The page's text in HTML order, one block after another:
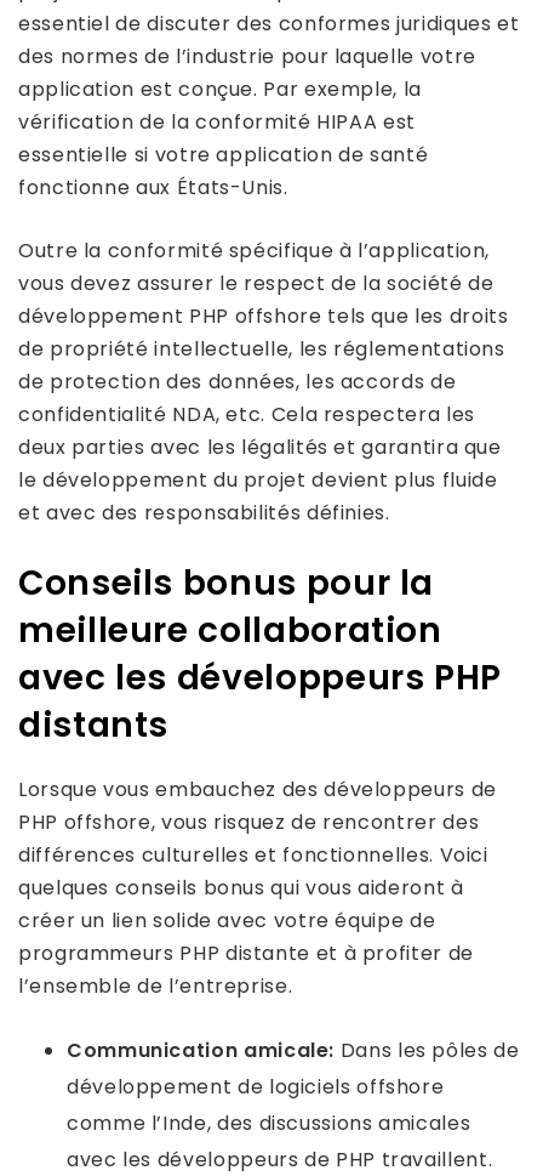
essentiel de discuter des conformes juridiques et
des normes de l’industrie pour laquelle votre
application est conçue. Par exemple, la
vérification de la conformité HIPAA est
essentielle si votre application de santé
fonctionne aux États-Unis.
Outre la conformité spécifique à l’application,
vous devez assurer le respect de la société de
développement PHP offshore tels que les droits
de propriété intellectuelle, les réglementations
de protection des données, les accords de
confidentialité NDA, etc. Cela respectera les
deux parties avec les légalités et garantira que
le développement du projet devient plus fluide
et avec des responsabilités définies.
Conseils bonus pour la
meilleure collaboration
avec les développeurs PHP
distants
Lorsque vous embauchez des développeurs de
PHP offshore, vous risquez de rencontrer des
différences culturelles et fonctionnelles. Voici
quelques conseils bonus qui vous aideront à
créer un lien solide avec votre équipe de
programmeurs PHP distante et à profiter de
l’ensemble de l’entreprise.
Communication amicale: Dans les pôles de
développement de logiciels offshore
comme l’Inde, des discussions amicales
avec les développeurs de PHP travaillent.